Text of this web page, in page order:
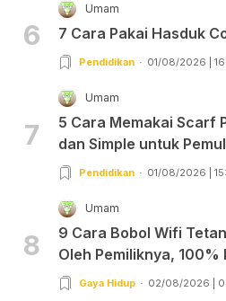
6
Umam
7 Cara Pakai Hasduk
Pendidikan 01/08/2026 |
7
Umam
5 Cara Memakai Scarf
dan Simple untuk
Pendidikan 01/08/2026 |
8
Umam
9 Cara Bobol Wifi
Oleh Pemiliknya, 100%
Gaya Hidup 02/08/2026 |